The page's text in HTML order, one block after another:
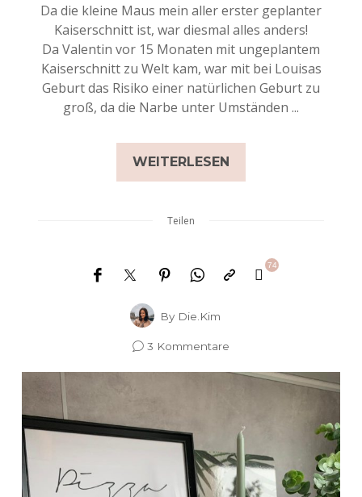
Da die kleine Maus mein aller erster geplanter
Kaiserschnitt ist, war diesmal alles anders!
Da Valentin vor 15 Monaten mit ungeplantem
Kaiserschnitt zu Welt kam, war mit bei Louisas
Geburt das Risiko einer natürlichen Geburt zu
groß, da die Narbe unter Umständen ...
WEITERLESEN
Teilen
By Die.Kim
74
3 Kommentare